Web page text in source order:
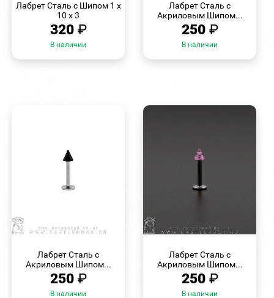
Лабрет Сталь с Шипом 1 х
10 х 3
320 ₽
В наличии
Лабрет Сталь с
Акриловым Шипом...
250 ₽
В наличии
Лабрет Сталь с
Акриловым Шипом...
250 ₽
В наличии
Лабрет Сталь с
Акриловым Шипом...
250 ₽
В наличии